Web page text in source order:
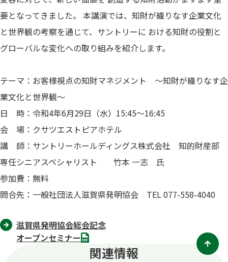
要となってきました。 本講演では、知財が織りなす企業文化
と世界観の考察を通じて、サントリーに おける知財の役割と
グローバルな変化への取り組みを紹介します。
テーマ：お客様視点の知財マネジメント ～知財が織りなす企
業文化と世界観～
日 時：令和4年6月29日（水）15:45～16:45
会 場：クサツエストピアホテル
講 師：サントリーホールディングス株式会社 知的財産部
専任シニアスペシャリスト 竹本 一志 氏
参加費：無料
問合先：一般社団法人滋賀県発明協会 TEL 077-558-4040
滋賀県発明協会総会記念
オープンセミナーPDF
関連情報